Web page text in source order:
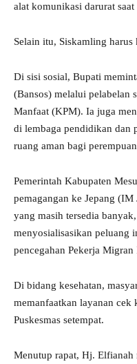
alat komunikasi darurat
Selain itu, Siskamling
Di sisi sosial, Bupati
(Bansos) melalui pelabelan
Manfaat (KPM). Ia juga
di lembaga pendidikan dan
ruang aman bagi
Pemerintah Kabupaten
pemagangan ke Jepang
yang masih tersedia
menyosialisasikan peluang
pencegahan Pekerja
Di bidang kesehatan,
memanfaatkan layanan cek
Puskesmas setempat.
Menutup rapat, Hj. Elfianah